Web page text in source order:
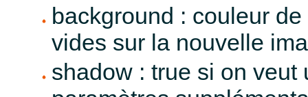
background : couleur
vides sur la nouvelle
shadow : true si on veut